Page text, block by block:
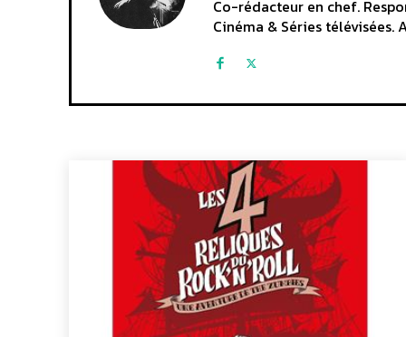
Co-rédacteur en chef.
Cinéma & Séries télévisées.